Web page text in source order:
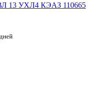
13 УХЛ4 КЭАЗ 110665